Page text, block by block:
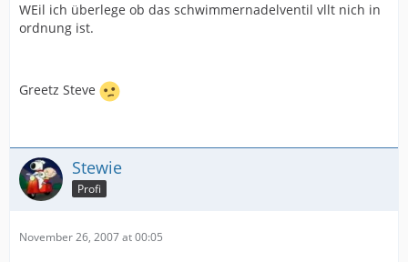
WEil ich überlege ob das schwimmernadelventil vllt nich in
ordnung ist.
Greetz Steve
Stewie
Profi
November 26, 2007 at 00:05